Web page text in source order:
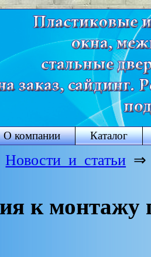
О компании Каталог
Новости и статьи ⇒
к монтажу